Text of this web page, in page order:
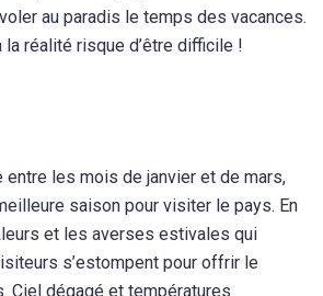
au paradis le temps des vacances.
la réalité risque d’être difficile !
entre les mois de janvier et de mars,
saison pour visiter le pays. En
et les averses estivales qui
s’estompent pour offrir le
Ciel dégagé et températures